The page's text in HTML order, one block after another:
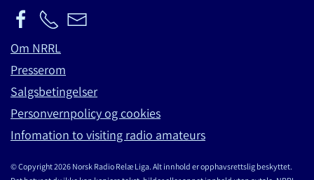
Om NRRL
Presserom
Salgsbetingelser
Personvernpolicy og cookies
Infomation to visiting radio amateurs
© Copyright 2026 Norsk Radio Relæ Liga. Alt innhold er opphavsrettslig beskyttet.